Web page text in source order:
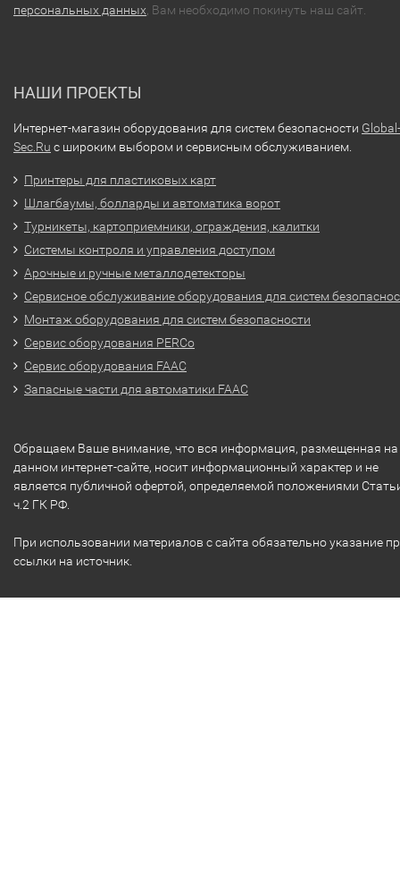
персональных данных , Вам необходимо покинуть наш сайт.
НАШИ ПРОЕКТЫ
Интернет-магазин оборудования для систем безопасности Global-
Sec.Ru с широким выбором и сервисным обслуживанием.
Принтеры для пластиковых карт
Шлагбаумы, болларды и автоматика ворот
Турникеты, картоприемники, ограждения, калитки
Системы контроля и управления доступом
Арочные и ручные металлодетекторы
Сервисное обслуживание оборудования для систем
Монтаж оборудования для систем безопасности
Сервис оборудования PERCo
Сервис оборудования FAAC
Запасные части для автоматики FAAC
Обращаем Ваше внимание, что вся информация, размещенная на
данном интернет-сайте, носит информационный характер и не
является публичной офертой, определяемой положениями
ч.2 ГК РФ.
При использовании материалов с сайта обязательно указание
ссылки на источник.